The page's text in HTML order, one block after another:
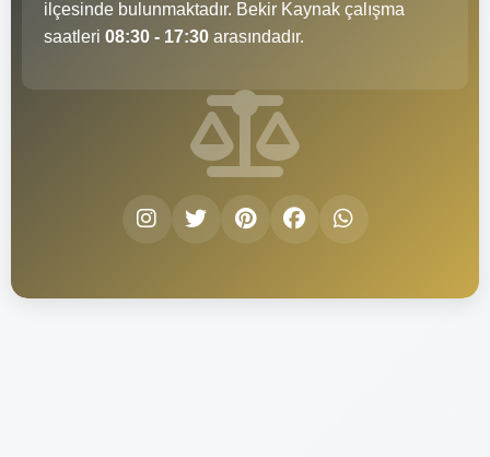
ilçesinde bulunmaktadır. Bekir Kaynak çalışma
saatleri 08:30 - 17:30 arasındadır.